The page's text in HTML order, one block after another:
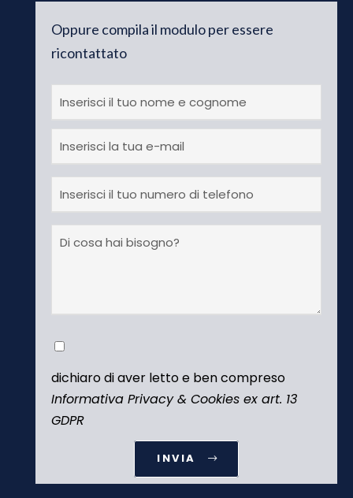
Oppure compila il modulo per essere
ricontattato
dichiaro di aver letto e ben compreso
Informativa Privacy & Cookies ex art. 13
GDPR
INVIA